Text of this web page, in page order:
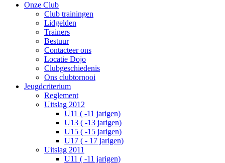
Onze Club
Club trainingen
Lidgelden
Trainers
Bestuur
Contacteer ons
Locatie Dojo
Clubgeschiedenis
Ons clubtornooi
Jeugdcriterium
Reglement
Uitslag 2012
U11 ( -11 jarigen)
U13 ( -13 jarigen)
U15 ( -15 jarigen)
U17 ( - 17 jarigen)
Uitslag 2011
U11 ( -11 jarigen)